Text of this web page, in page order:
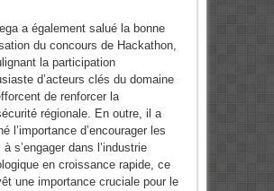
a également salué la bonne
du concours de Hackathon,
la participation
d’acteurs clés du domaine
de renforcer la
régionale. En outre, il a
l’importance d’encourager les
à s’engager dans l’industrie
en croissance rapide, ce
une importance cruciale pour le